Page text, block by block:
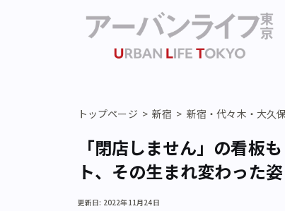
トップページ 新宿 新宿・代々木・大久保
「閉店しません」の看板
ト、その生まれ変わった姿
更新日: 2022年11月24日